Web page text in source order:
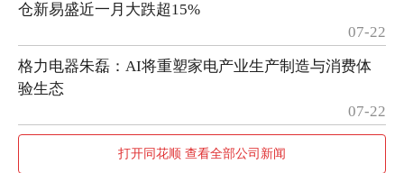
仓新易盛近一月大跌超15%
07-22
格力电器朱磊：AI将重塑家电产业生产制造与消费体
验生态
07-22
打开同花顺 查看全部公司新闻